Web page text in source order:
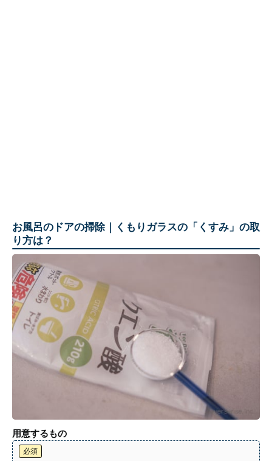
お風呂のドアの掃除｜くもりガラスの「くすみ」の取
り方は？
用意するもの
必須